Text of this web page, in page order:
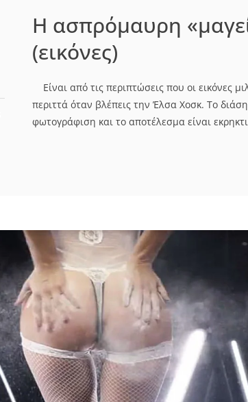
Η ασπρόμαυρη
(εικόνες)
Είναι από τις περιπτώσεις που οι εικόνες
περιττά όταν βλέπεις την Έλσα Χοσκ. Το
φωτογράφιση και το αποτέλεσμα είναι